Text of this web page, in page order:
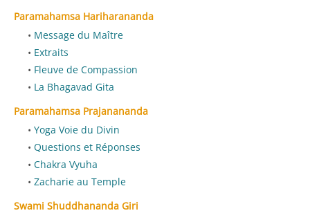
Paramahamsa Hariharananda
Message du Maître
Extraits
Fleuve de Compassion
La Bhagavad Gita
Paramahamsa Prajanananda
Yoga Voie du Divin
Questions et Réponses
Chakra Vyuha
Zacharie au Temple
Swami Shuddhananda Giri